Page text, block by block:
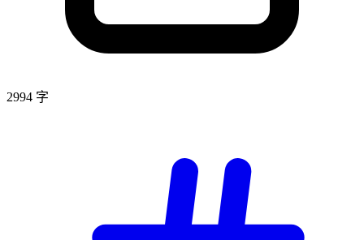
2994 字